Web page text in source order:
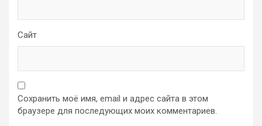
Сайт
Сохранить моё имя, email и адрес сайта в этом
браузере для последующих моих комментариев.